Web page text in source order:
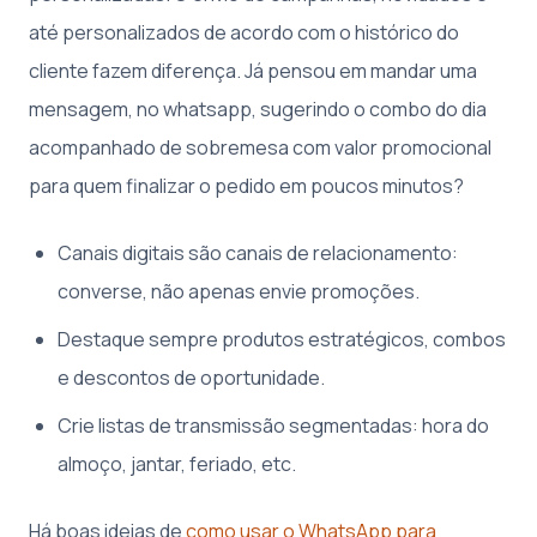
até personalizados de acordo com o histórico do
cliente fazem diferença. Já pensou em mandar uma
mensagem, no whatsapp, sugerindo o combo do dia
acompanhado de sobremesa com valor promocional
para quem finalizar o pedido em poucos minutos?
Canais digitais são canais de relacionamento:
converse, não apenas envie promoções.
Destaque sempre produtos estratégicos, combos
e descontos de oportunidade.
Crie listas de transmissão segmentadas: hora do
almoço, jantar, feriado, etc.
Há boas ideias decomo usar o WhatsApp para